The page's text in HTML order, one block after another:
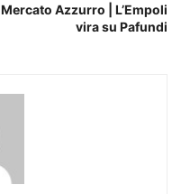
Mercato Azzurro | L’Empoli
vira su Pafundi